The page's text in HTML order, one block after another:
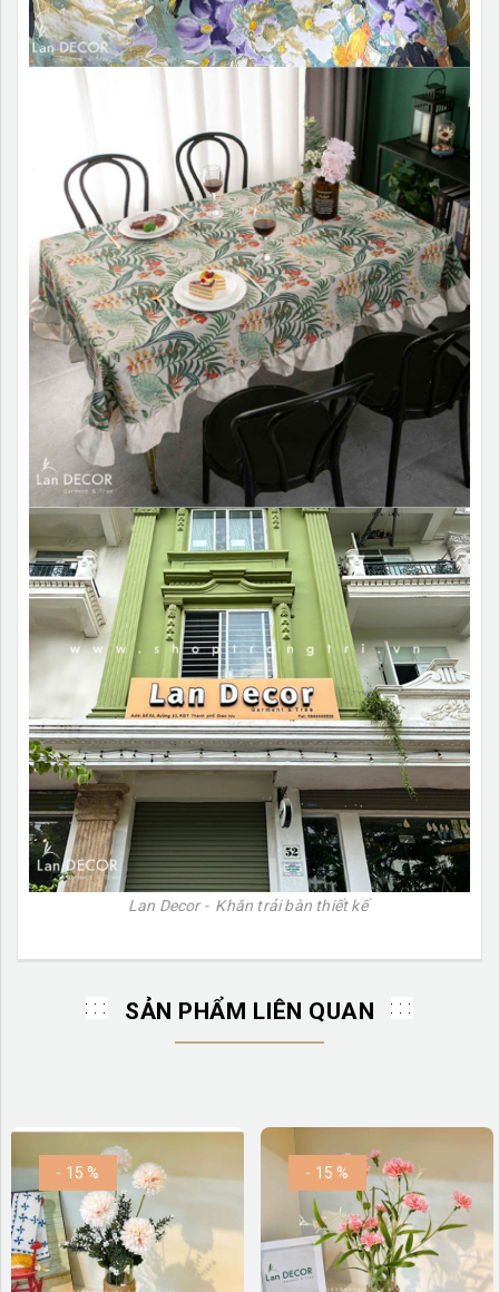
Lan Decor - Khăn trải bàn thiết kế
SẢN PHẨM LIÊN QUAN
- 15 % - 15 %